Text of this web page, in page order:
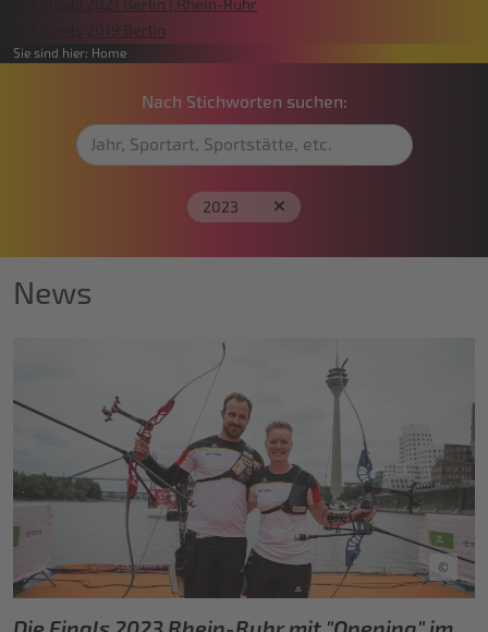
Die Finals 2021 Berlin | Rhein-Ruhr
Die Finals 2019 Berlin
Sie sind hier: Home
Nach Stichworten suchen:
2023
News
©